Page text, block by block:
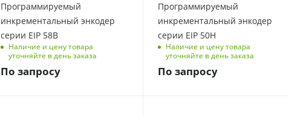
Программируемый
инкрементальный энкодер
серии EIP 58B
Наличие и цену товара
уточняйте в день заказа
По запросу
Программируемый
инкрементальный энкодер
серии EIP 50H
Наличие и цену товара
уточняйте в день заказа
По запросу